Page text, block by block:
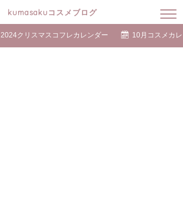
kumasakuコスメブログ
2024クリスマスコフレカレンダー 10月コスメカ